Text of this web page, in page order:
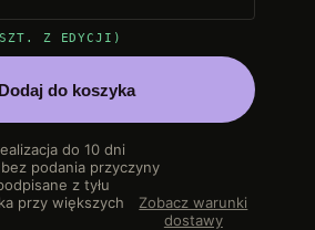
Z EDYCJI)
Dodaj do koszyka
do 10 dni
podania przyczyny
z tyłu
przy większych
Zobacz warunki
dostawy